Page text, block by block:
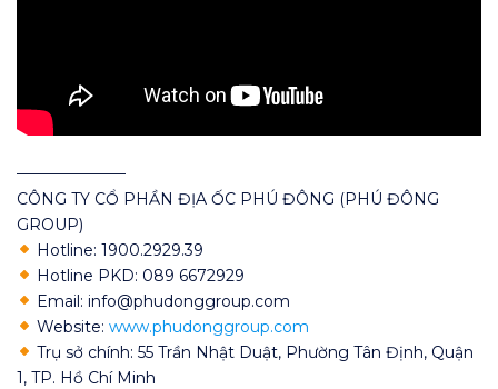
———————
CÔNG TY CỔ PHẦN ĐỊA ỐC PHÚ ĐÔNG (PHÚ ĐÔNG
GROUP)
Hotline: 1900.2929.39
Hotline PKD: 089 6672929
Email: info@phudonggroup.com
Website: www.phudonggroup.com
Trụ sở chính: 55 Trần Nhật Duật, Phường Tân Định, Quận
1, TP. Hồ Chí Minh